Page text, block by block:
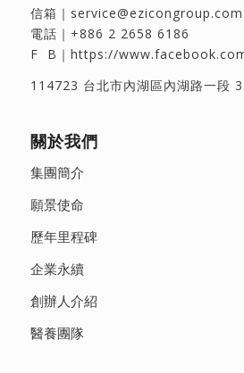
信箱｜ service@ezicongroup.com
電話｜ +886 2 2658 6186
F B｜ https://
114723 台北市內湖區內湖路一段
關於我們
集團簡介
願景使命
歷年里程碑
企業永續
創辦人介紹
醫養團隊